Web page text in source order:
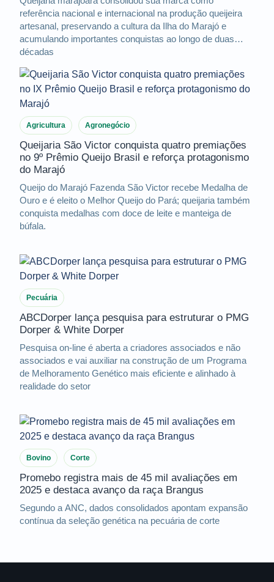
referência nacional e internacional na produção queijeira
artesanal, preservando a cultura da Ilha do Marajó e
acumulando importantes conquistas ao longo de duas
décadas
Agricultura Agronegócio
Queijaria São Victor conquista quatro premiações
no 9º Prêmio Queijo Brasil e reforça protagonismo
do Marajó
Queijo do Marajó Fazenda São Victor recebe Medalha de
Ouro e é eleito o Melhor Queijo do Pará; queijaria também
conquista medalhas com doce de leite e manteiga de
búfala.
Pecuária
ABCDorper lança pesquisa para estruturar o PMG
Dorper & White Dorper
Pesquisa on-line é aberta a criadores associados e não
associados e vai auxiliar na construção de um Programa
de Melhoramento Genético mais eficiente e alinhado à
realidade do setor
Bovino Corte
Promebo registra mais de 45 mil avaliações em
2025 e destaca avanço da raça Brangus
Segundo a ANC, dados consolidados apontam expansão
contínua da seleção genética na pecuária de corte